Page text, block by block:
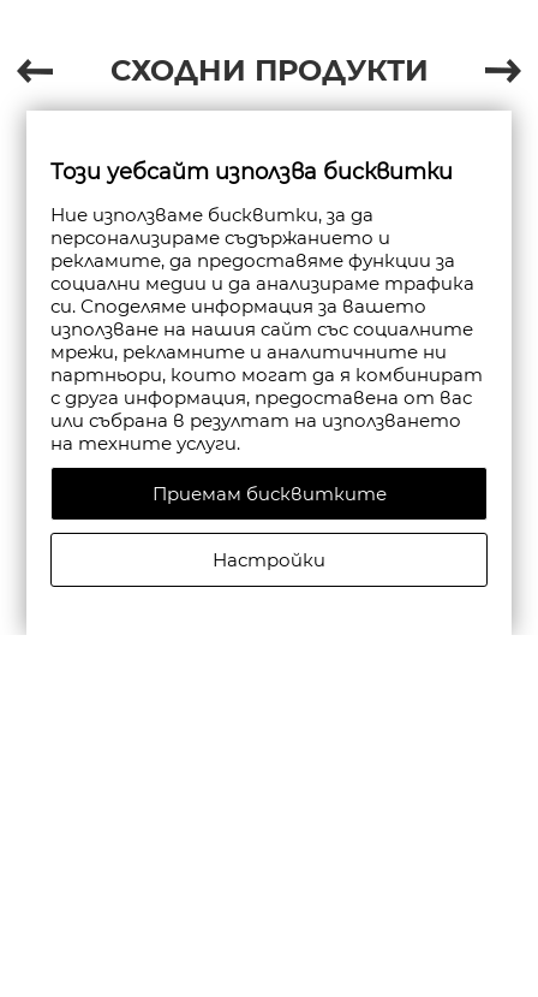
СХОДНИ ПРОДУКТИ
Този уебсайт използва бисквитки
Ние използваме бисквитки, за да
персонализираме съдържанието и
рекламите, да предоставяме функции за
социални медии и да анализираме трафика
си. Споделяме информация за вашето
използване на нашия сайт със социалните
мрежи, рекламните и аналитичните ни
партньори, които могат да я комбинират
с друга информация, предоставена от вас
или събрана в резултат на използването
на техните услуги.
Приемам бисквитките
Настройки